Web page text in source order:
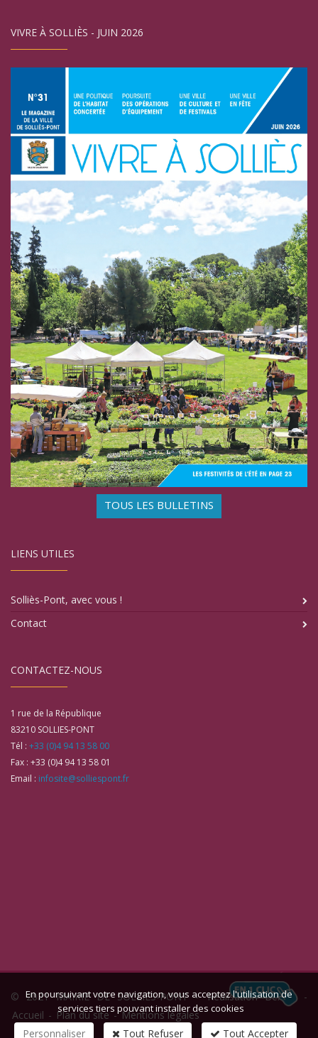
VIVRE À SOLLIÈS - JUIN 2026
TOUS LES BULLETINS
LIENS UTILES
Solliès-Pont, avec vous !
Contact
CONTACTEZ-NOUS
1 rue de la République
83210 SOLLIES-PONT
Tél : +33 (0)4 94 13 58 00
Fax : +33 (0)4 94 13 58 01
Email : infosite@solliespont.fr
© 2021 MAIRIE DE SOLLIES-PONT -Réalisation Bexter-
Accueil - Plan du site-Mentions légales
En poursuivant votre navigation, vous acceptez l'utilisation de
services tiers pouvant installer des cookies
Personnaliser Tout Refuser Tout Accepter